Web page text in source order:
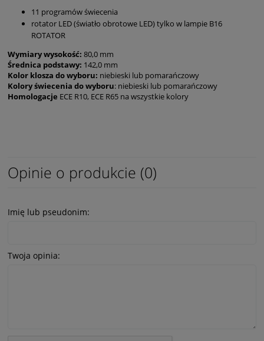
11 programów świecenia
rotator LED (światło obrotowe LED) tylko w lampie B16
ROTATOR
Wymiary wysokość: 80,0 mm
Średnica podstawy: 142,0 mm
Kolor klosza do wyboru: niebieski lub pomarańczowy
Kolory świecenia do wyboru: niebieski lub pomarańczowy
Homologacje ECE R10, ECE R65 na wszystkie kolory
Opinie o produkcie (0)
Imię lub pseudonim:
Twoja opinia: